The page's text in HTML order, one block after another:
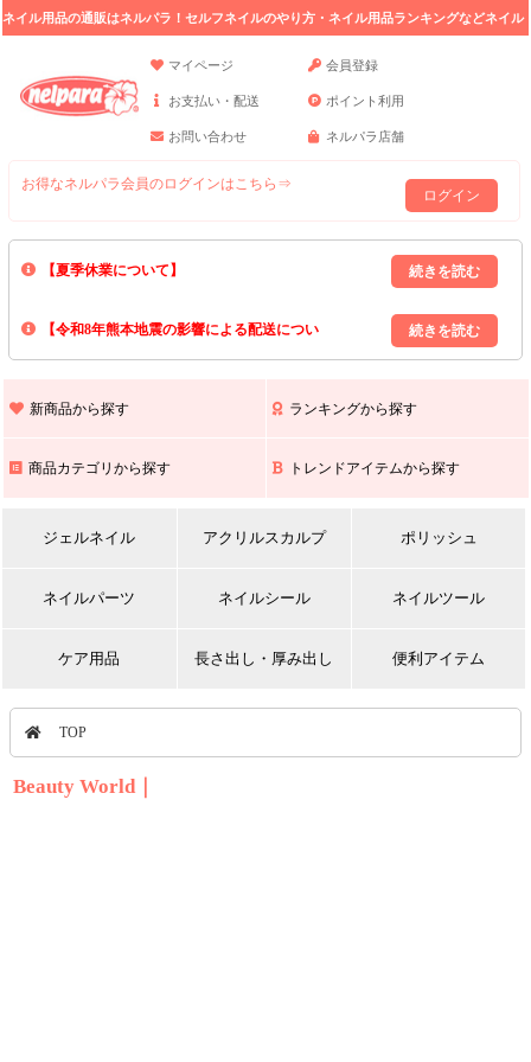
ネイル用品の通販はネルパラ！セルフネイルのやり方・ネイル用品ランキングなどネイル
マイページ
会員登録
お支払い・配送 ポイント利用
お問い合わせ ネルパラ店舗
お得なネルパラ会員のログインはこちら⇒
ログイン
【夏季休業について】
8/13(木)～8/16(日)の間｢出荷業務・お問い合わせ業務｣はお休みいたしま
上記期間中のご注文・お問い合わせは8/17(月)以降の対応となりますので
【令和8年熊本地震の影響による配送につい
また､ 九州全域でお荷物のお届けに遅延が生じております｡
新商品から探す ランキングから探す
商品カテゴリから探す トレンドアイテムから探す
ジェルネイル アクリルスカルプ ポリッシュ
ネイルパーツ ネイルシール ネイルツール
ケア用品 長さ出し・厚み出し 便利アイテム
TOP
Beauty World｜